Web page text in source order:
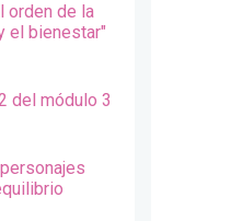
orden de la
el bienestar"
del módulo 3